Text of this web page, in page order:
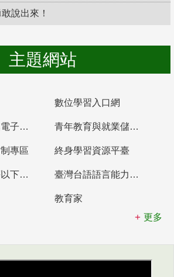
說出來！
主題網站
數位學習入口網
教育部統計處電子書櫃 青年教育與就業儲蓄帳戶
專區 終身學習資源平臺
教育部高中等以下學校及幼兒園教師資格檢定考試 臺灣台語語言能力認證網站
教育家
更多